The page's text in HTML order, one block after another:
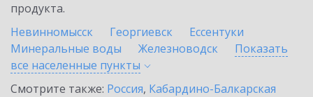
продукта.
Невинномысск
Георгиевск
Ессентуки
Минеральные воды
Железноводск
Показать
все населенные пункты
Смотрите также: Россия, Кабардино-Балкарская